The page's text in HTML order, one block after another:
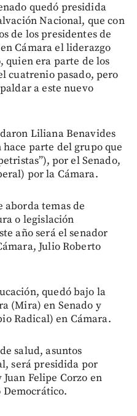
quedó presidida
Nacional, que con
de los presidentes de
Cámara el liderazgo
quien era parte de los
cuatrenio pasado, pero
a este nuevo
Liliana Benavides
parte del grupo que
por el Senado,
por la Cámara.
aborda temas de
o legislación
año será el senador
Julio Roberto
quedó bajo la
(Mira) en Senado y
Radical) en Cámara.
salud, asuntos
será presidida por
Felipe Corzo en
Democrático.